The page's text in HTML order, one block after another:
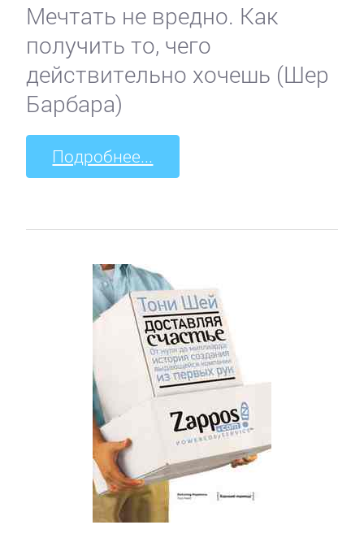
Мечтать не вредно. Как
получить то, чего
действительно хочешь (Шер
Барбара)
Подробнее...